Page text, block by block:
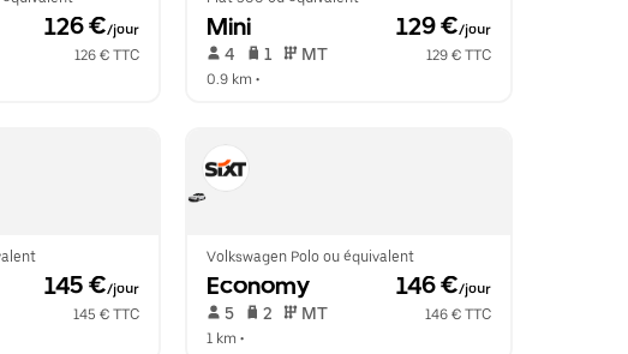
126 €/jour
126 € TTC
Mini 129 €/jour
4 1 MT
129 € TTC
0.9 km •
145 €/jour
145 € TTC
Volkswagen Polo ou équivalent
Economy 146 €/jour
5 2 MT
146 € TTC
1 km •